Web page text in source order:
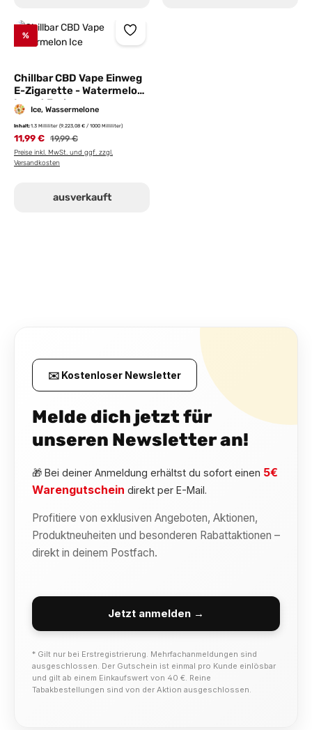
%
Chillbar CBD Vape Einweg
E-Zigarette - Watermelon
Ice - 1,3ml
Ice, Wassermelone
Inhalt:1.3 Milliliter (9.223,08 € / 1000 Milliliter)
11,99 € Regulärer Preis:
19,99 €
Preise inkl. MwSt. und ggf. zzgl.
Versandkosten
ausverkauft
✉️ Kostenloser Newsletter
Melde dich jetzt für
unseren Newsletter an!
🎁 Bei deiner Anmeldung erhältst du sofort einen 5€
Warengutschein direkt per E-Mail.
Profitiere von exklusiven Angeboten, Aktionen,
Produktneuheiten und besonderen Rabattaktionen –
direkt in deinem Postfach.
Jetzt anmelden →
* Gilt nur bei Erstregistrierung. Mehrfachanmeldungen sind
ausgeschlossen. Der Gutschein ist einmal pro Kunde einlösbar
und gilt ab einem Einkaufswert von 40 €. Reine
Tabakbestellungen sind von der Aktion ausgeschlossen.